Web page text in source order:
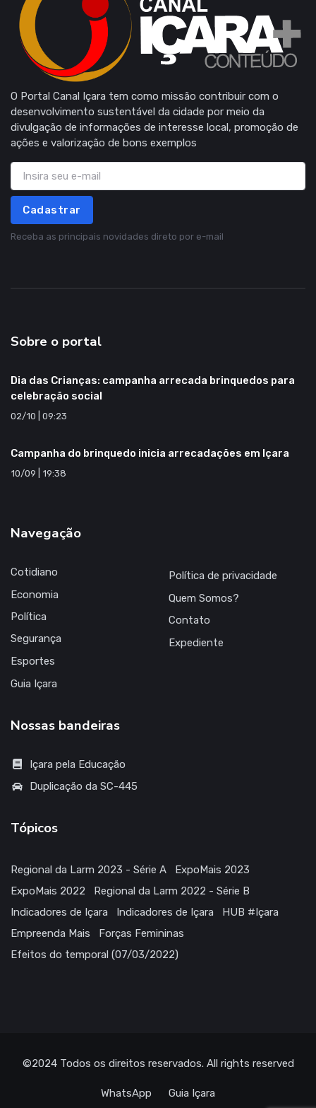
O Portal Canal Içara tem como missão contribuir com o
desenvolvimento sustentável da cidade por meio da
divulgação de informações de interesse local, promoção de
ações e valorização de bons exemplos
Cadastrar
Receba as principais novidades direto por e-mail
Sobre o portal
Dia das Crianças: campanha arrecada brinquedos para
celebração social
02/10 | 09:23
Campanha do brinquedo inicia arrecadações em Içara
10/09 | 19:38
Navegação
Cotidiano
Economia
Política
Segurança
Esportes
Guia Içara
Política de privacidade
Quem Somos?
Contato
Expediente
Nossas bandeiras
Içara pela Educação
Duplicação da SC-445
Tópicos
Regional da Larm 2023 - Série A
ExpoMais 2023
ExpoMais 2022
Regional da Larm 2022 - Série B
Indicadores de Içara
Indicadores de Içara
HUB #Içara
Empreenda Mais
Forças Femininas
Efeitos do temporal (07/03/2022)
©2024 Todos os direitos reservados. All rights reserved
WhatsApp Guia Içara